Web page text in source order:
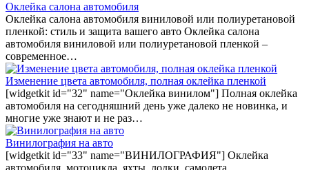
Оклейка салона автомобиля
Оклейка салона автомобиля виниловой или полиуретановой
пленкой: стиль и защита вашего авто Оклейка салона
автомобиля виниловой или полиуретановой пленкой –
современное…
Изменение цвета автомобиля, полная оклейка пленкой
[widgetkit id="32" name="Оклейка винилом"] Полная оклейка
автомобиля на сегодняшний день уже далеко не новинка, и
многие уже знают и не раз…
Винилография на авто
[widgetkit id="33" name="ВИНИЛОГРАФИЯ"] Оклейка